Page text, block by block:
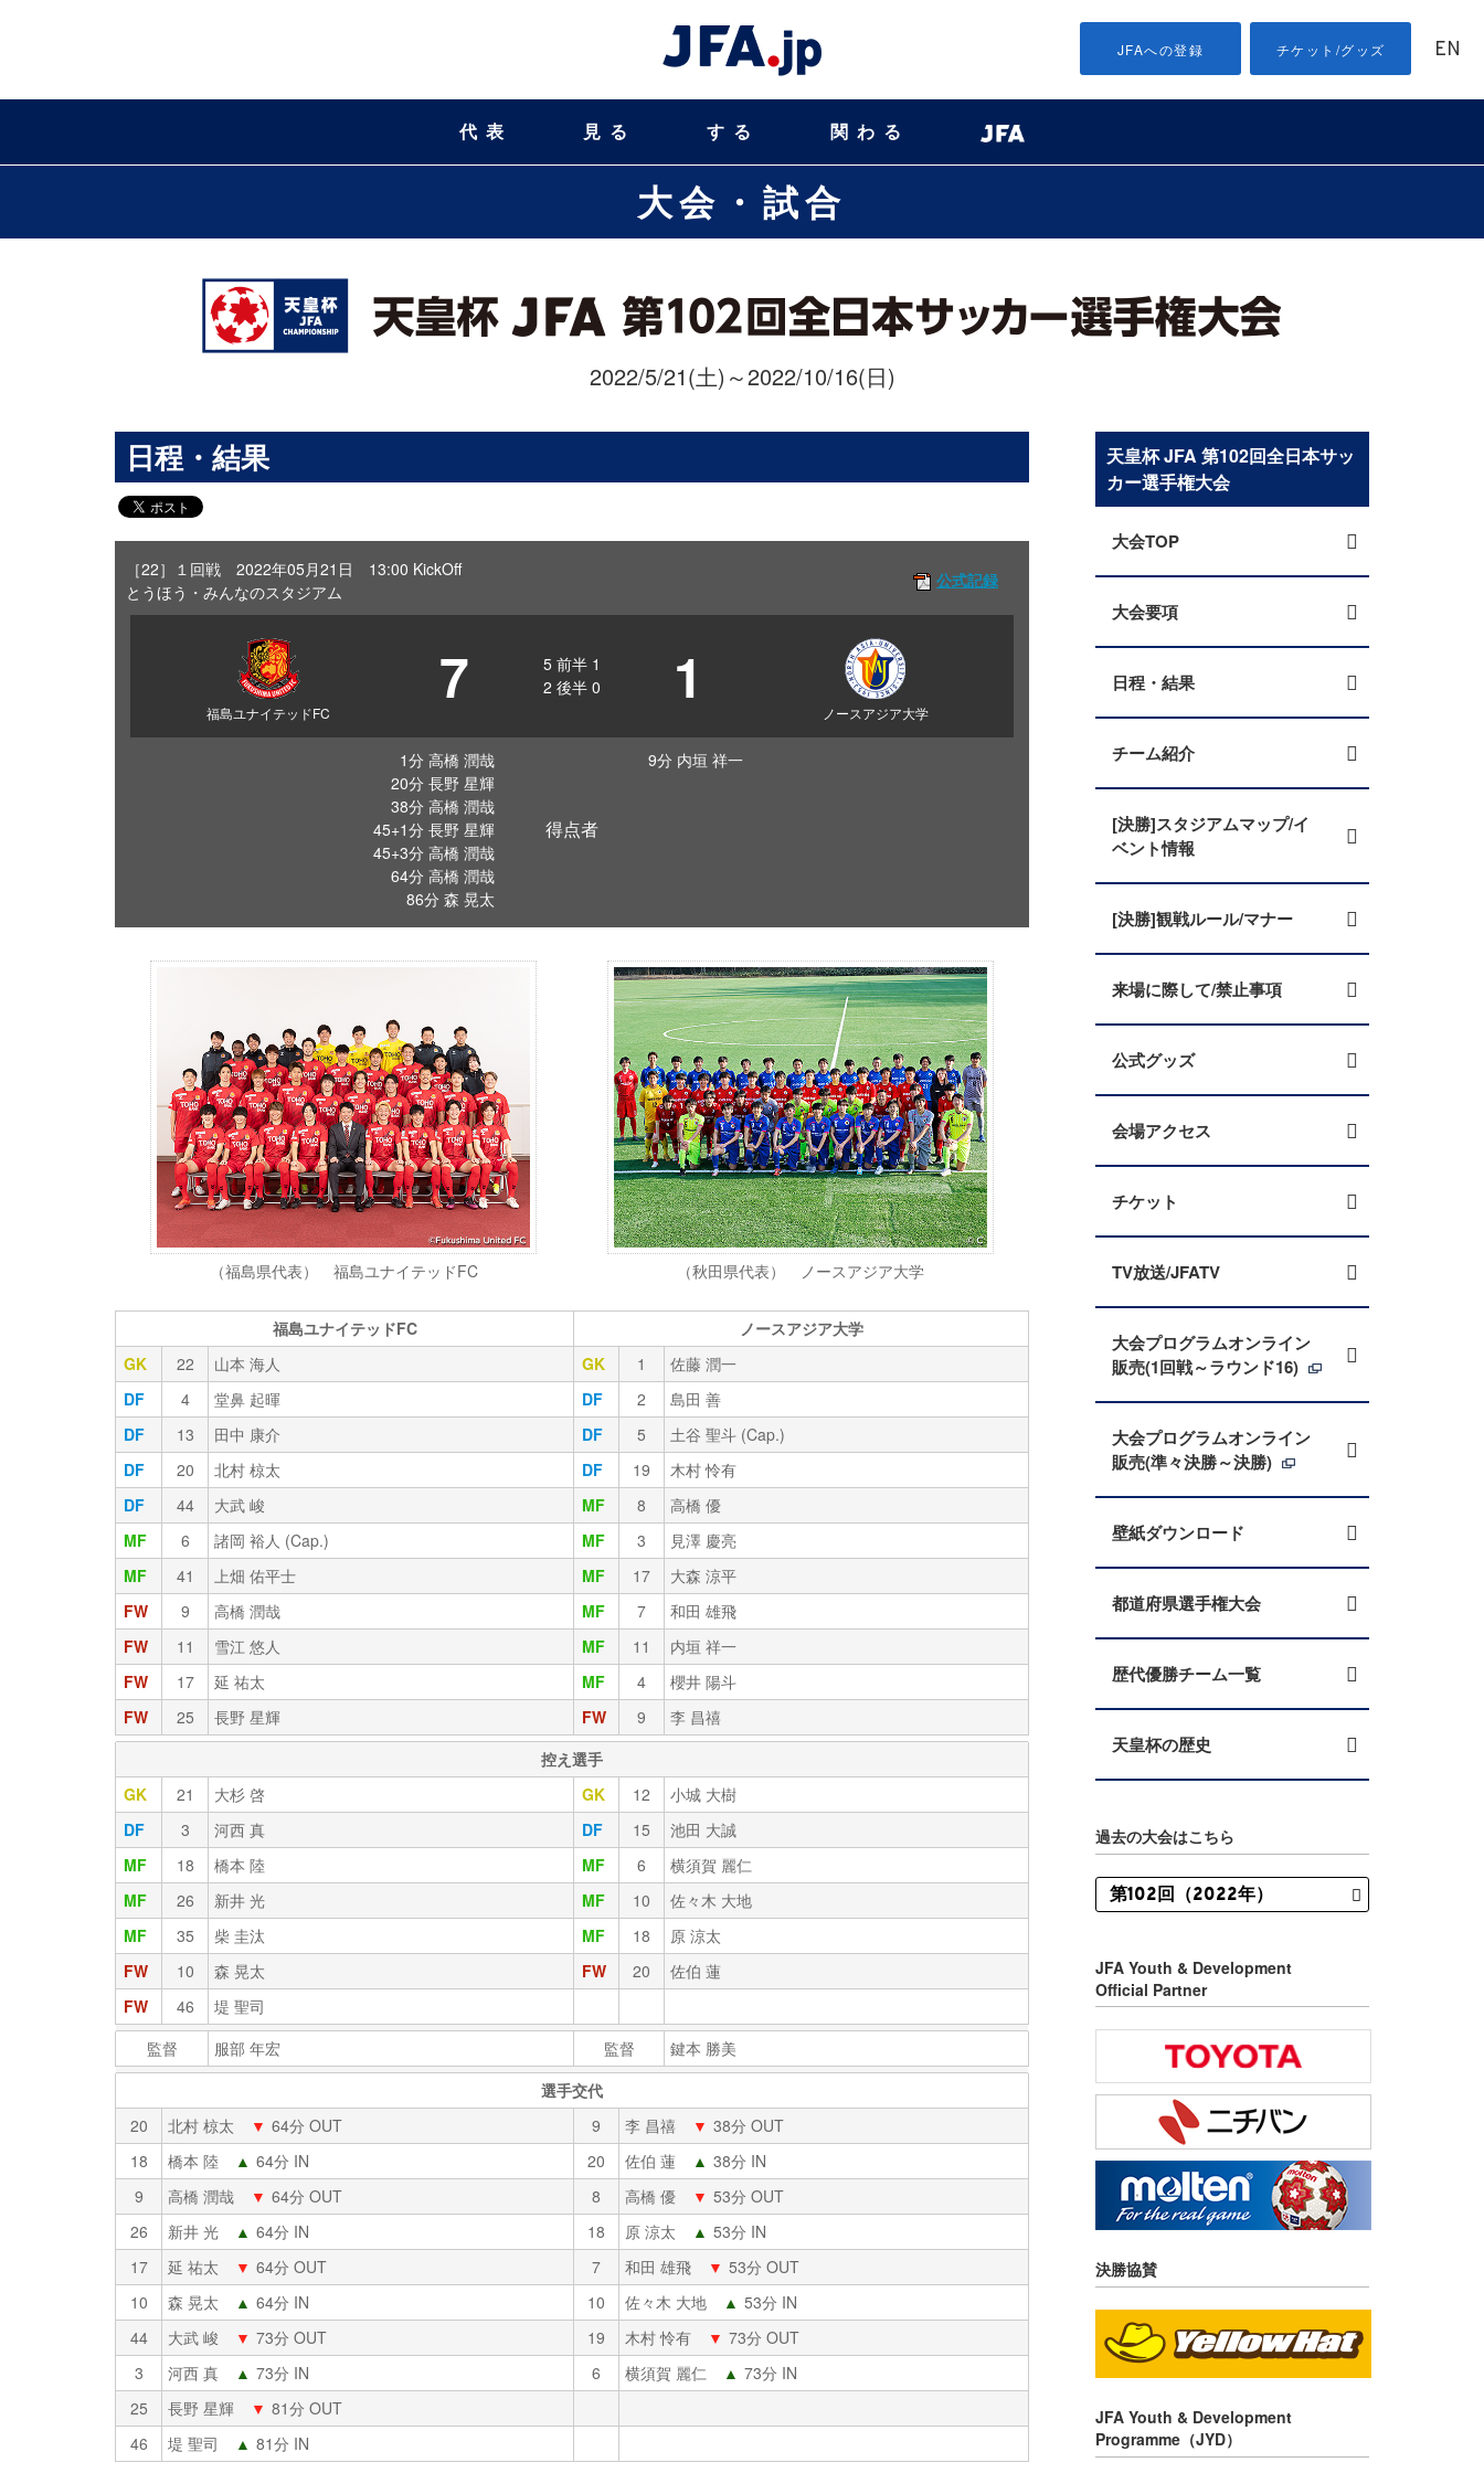
JFAへの登録 チケット/グッズ EN
代表 見る する 関わる
大会・試合
2022/5/21(土)～2022/10/16(日)
日程・結果
［22］１回戦 2022年05月21日 13:00 KickOff
とうほう・みんなのスタジアム
公式記録
福島ユナイテッドFC 7 5 前半 1
2 後半 0 1 ノースアジア大学
1分 高橋 潤哉
20分 長野 星輝
38分 高橋 潤哉
45+1分 長野 星輝
45+3分 高橋 潤哉
64分 高橋 潤哉
86分 森 晃太
得点者
9分 内垣 祥一
（福島県代表） 福島ユナイテッドFC （秋田県代表） ノースアジア大学
福島ユナイテッドFC
ノースアジア大学
GK
22 山本 海人 GK 1
佐藤 潤一
DF
4 堂鼻 起暉 DF 2
島田 善
DF
13 田中 康介 DF 5
土谷 聖斗 (Cap.)
DF
20 北村 椋太 DF 19
木村 怜有
DF
44 大武 峻 MF 8
高橋 優
MF
6 諸岡 裕人 (Cap.) MF 3
見澤 慶亮
MF
41 上畑 佑平士 MF 17
大森 涼平
FW
9 高橋 潤哉 MF 7
和田 雄飛
FW
11 雪江 悠人 MF 11
内垣 祥一
FW
17 延 祐太 MF 4
櫻井 陽斗
FW
25 長野 星輝 FW 9
李 昌禧
控え選手
GK
21 大杉 啓 GK 12
小城 大樹
DF
3 河西 真 DF 15
池田 大誠
MF
18 橋本 陸 MF 6
横須賀 麗仁
MF
26 新井 光 MF 10
佐々木 大地
MF
35 柴 圭汰 MF 18
原 涼太
FW
10 森 晃太 FW 20
佐伯 蓮
FW
46
堤 聖司
監督
服部 年宏 監督
鍵本 勝美
選手交代
20
北村 椋太 ▼ 64分 OUT 9 李 昌禧 ▼ 38分 OUT
18
橋本 陸 ▲ 64分 IN 20 佐伯 蓮 ▲ 38分 IN
9
高橋 潤哉 ▼ 64分 OUT 8 高橋 優 ▼ 53分 OUT
26
新井 光 ▲ 64分 IN 18 原 涼太 ▲ 53分 IN
17
延 祐太 ▼ 64分 OUT 7 和田 雄飛 ▼ 53分 OUT
10
森 晃太 ▲ 64分 IN 10 佐々木 大地 ▲ 53分 IN
44
大武 峻 ▼ 73分 OUT 19 木村 怜有 ▼ 73分 OUT
3
河西 真 ▲ 73分 IN 6 横須賀 麗仁 ▲ 73分 IN
25
長野 星輝 ▼ 81分 OUT
46
堤 聖司 ▲ 81分 IN
天皇杯 JFA 第102回全日本サッ
カー選手権大会
大会TOP
大会要項
日程・結果
チーム紹介
[決勝]スタジアムマップ/イ
ベント情報
[決勝]観戦ルール/マナー
来場に際して/禁止事項
公式グッズ
会場アクセス
チケット
TV放送/JFATV
大会プログラムオンライン
販売(1回戦～ラウンド16)
大会プログラムオンライン
販売(準々決勝～決勝)
壁紙ダウンロード
都道府県選手権大会
歴代優勝チーム一覧
天皇杯の歴史
過去の大会はこちら
JFA Youth & Development
Official Partner
決勝協賛
JFA Youth & Development
Programme（JYD）